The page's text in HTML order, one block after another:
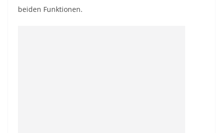
beiden Funktionen.